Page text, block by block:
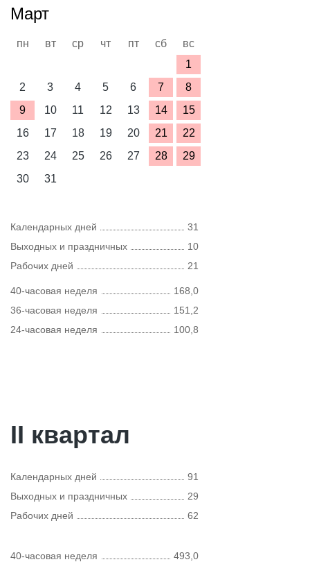
Март
пн вт ср чт пт сб
вс
1
2
3 4 5 6 7
8
9
10 11 12 13 14
15
16
17 18 19 20 21
22
23
24 25 26 27 28
29
30
31
Календарных дней
31
Выходных и праздничных
10
Рабочих дней
21
40-часовая неделя
168,0
36-часовая неделя
151,2
24-часовая неделя
100,8
II квартал
Календарных дней
91
Выходных и праздничных
29
Рабочих дней
62
40-часовая неделя
493,0